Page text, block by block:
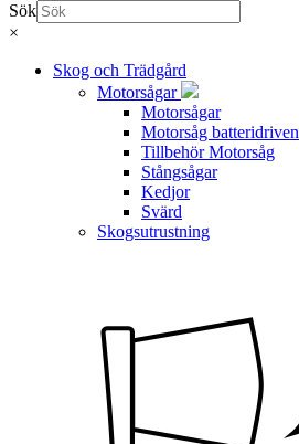
Sök
×
Skog och Trädgård
Motorsågar
Motorsågar
Motorsåg batteridriven
Tillbehör Motorsåg
Stångsågar
Kedjor
Svärd
Skogsutrustning